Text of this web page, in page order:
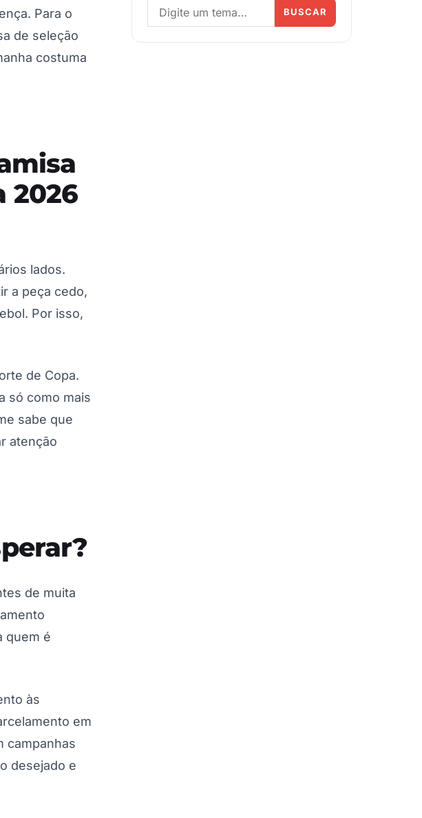
Para o
de seleção
costuma
2026
lados.
a peça cedo,
Por isso,
de Copa.
só como mais
sabe que
atenção
de muita
quem é
às
em
campanhas
desejado e
BUSCAR